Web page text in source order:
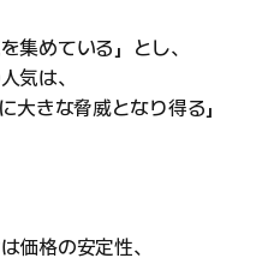
集めている」とし、
気は、
大きな脅威となり得る」
価格の安定性、